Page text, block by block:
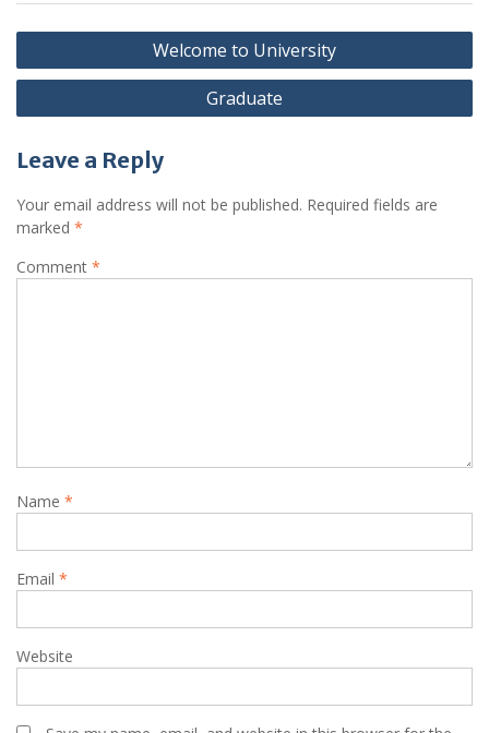
Post
navigation
Welcome to University
Graduate
Leave a Reply
Your email address will not be published. Required fields are
marked *
Comment *
Name *
Email *
Website